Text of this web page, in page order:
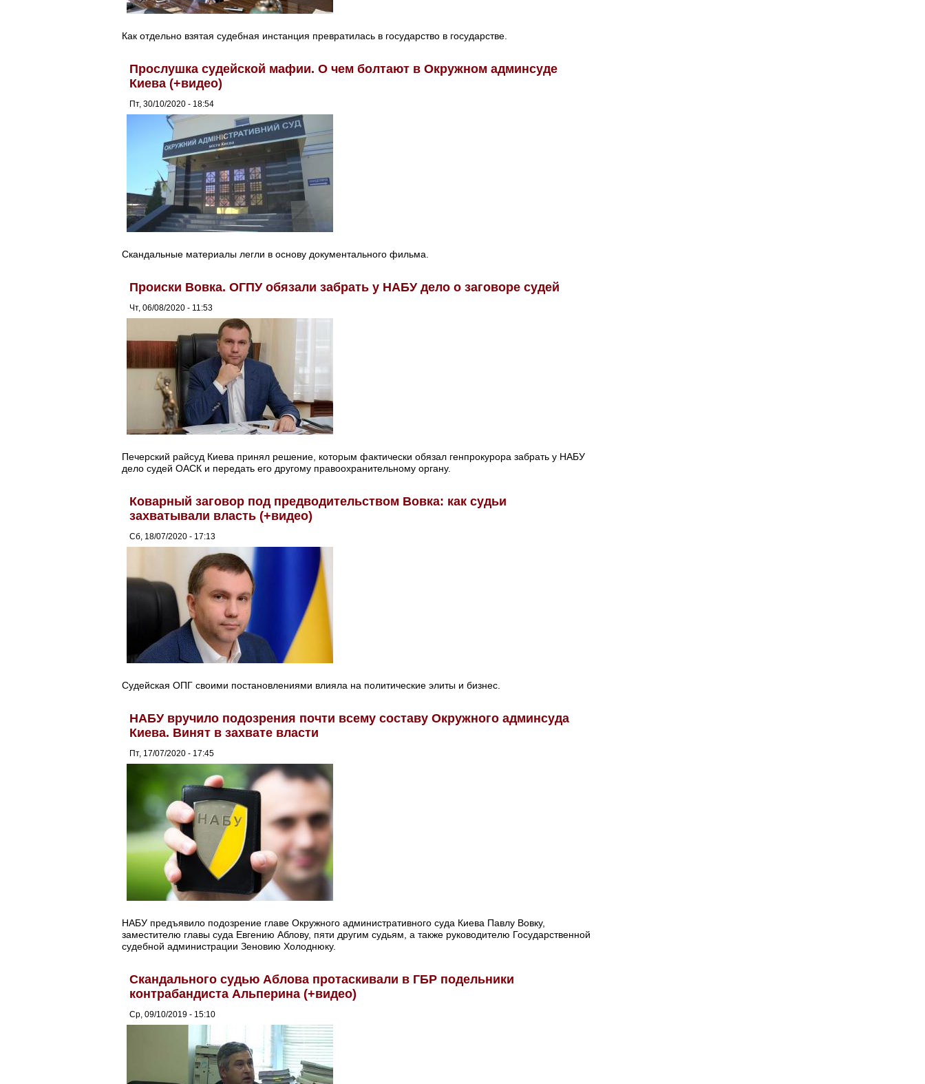
Как отдельно взятая судебная инстанция превратилась в государство в государстве.
Прослушка судейской мафии. О чем болтают в Окружном админсуде
Киева (+видео)
Пт, 30/10/2020 - 18:54
Скандальные материалы легли в основу документального фильма.
Происки Вовка. ОГПУ обязали забрать у НАБУ дело о заговоре судей
Чт, 06/08/2020 - 11:53
Печерский райсуд Киева принял решение, которым фактически обязал генпрокурора забрать у НАБУ
дело судей ОАСК и передать его другому правоохранительному органу.
Коварный заговор под предводительством Вовка: как судьи
захватывали власть (+видео)
Сб, 18/07/2020 - 17:13
Судейская ОПГ своими постановлениями влияла на политические элиты и бизнес.
НАБУ вручило подозрения почти всему составу Окружного админсуда
Киева. Винят в захвате власти
Пт, 17/07/2020 - 17:45
НАБУ предъявило подозрение главе Окружного административного суда Киева Павлу Вовку,
заместителю главы суда Евгению Аблову, пяти другим судьям, а также руководителю Государственной
судебной администрации Зеновию Холоднюку.
Скандального судью Аблова протаскивали в ГБР подельники
контрабандиста Альперина (+видео)
Ср, 09/10/2019 - 15:10